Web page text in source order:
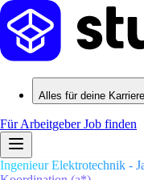
Alles für deine Karriere
Für ArbeitgeberJob finden
Ingenieur Elektrotechnik -